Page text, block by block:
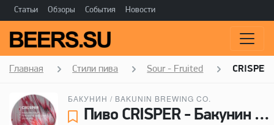
Статьи Обзоры События Новости
Главная Стили пива Sour - Fruited CRISPER
БАКУНИН / BAKUNIN BREWING CO.
Пиво CRISPER - Бакунин / Bakunin Brewing Co.